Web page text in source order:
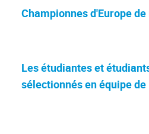
Championnes d'Europe
Les étudiantes et
sélectionnés en équipe de